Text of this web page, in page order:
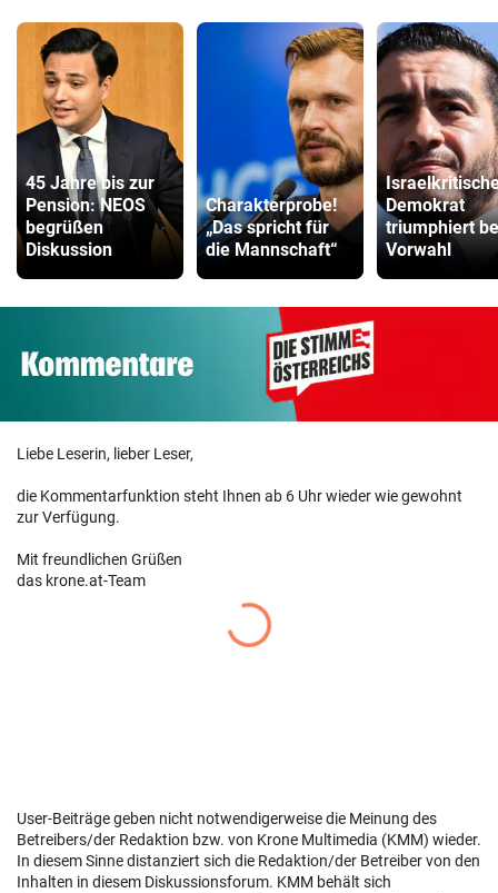
45 Jahre bis zur
Pension: NEOS
begrüßen
Diskussion
Charakterprobe!
„Das spricht für
die Mannschaft“
Demokrat
triumphiert
Vorwahl
Liebe Leserin, lieber Leser,
die Kommentarfunktion steht Ihnen ab 6 Uhr wieder wie gewohnt
zur Verfügung.
Mit freundlichen Grüßen
das krone.at-Team
User-Beiträge geben nicht notwendigerweise die Meinung des
Betreibers/der Redaktion bzw. von Krone Multimedia (KMM) wieder.
In diesem Sinne distanziert sich die Redaktion/der Betreiber von den
Inhalten in diesem Diskussionsforum. KMM behält sich